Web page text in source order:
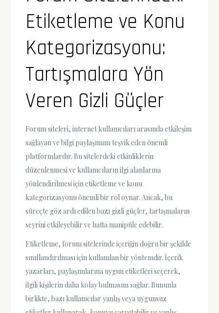
Etiketleme ve Konu
Kategorizasyonu:
Tartışmalara Yön
Veren Gizli Güçler
Forum siteleri, internet kullanıcıları arasında etkileşim
sağlayan ve bilgi paylaşımını teşvik eden önemli
platformlardır. Bu sitelerdeki etkinliklerin
düzenlenmesi ve kullanıcıların ilgi alanlarına
yönlendirilmesi için etiketleme ve konu
kategorizasyonu önemli bir rol oynar. Ancak, bu
süreçte göz ardı edilen bazı gizli güçler, tartışmaların
seyrini etkileyebilir ve hatta manipüle edebilir.
Etiketleme, forum sitelerinde içeriğin doğru bir şekilde
sınıflandırılması için kullanılan bir yöntemdir. İçerik
yazarları, paylaşımlarına uygun etiketleri seçerek,
ilgili kişilerin daha kolay bulmasını sağlar. Bununla
birlikte, bazı kullanıcılar yanlış veya uygunsuz